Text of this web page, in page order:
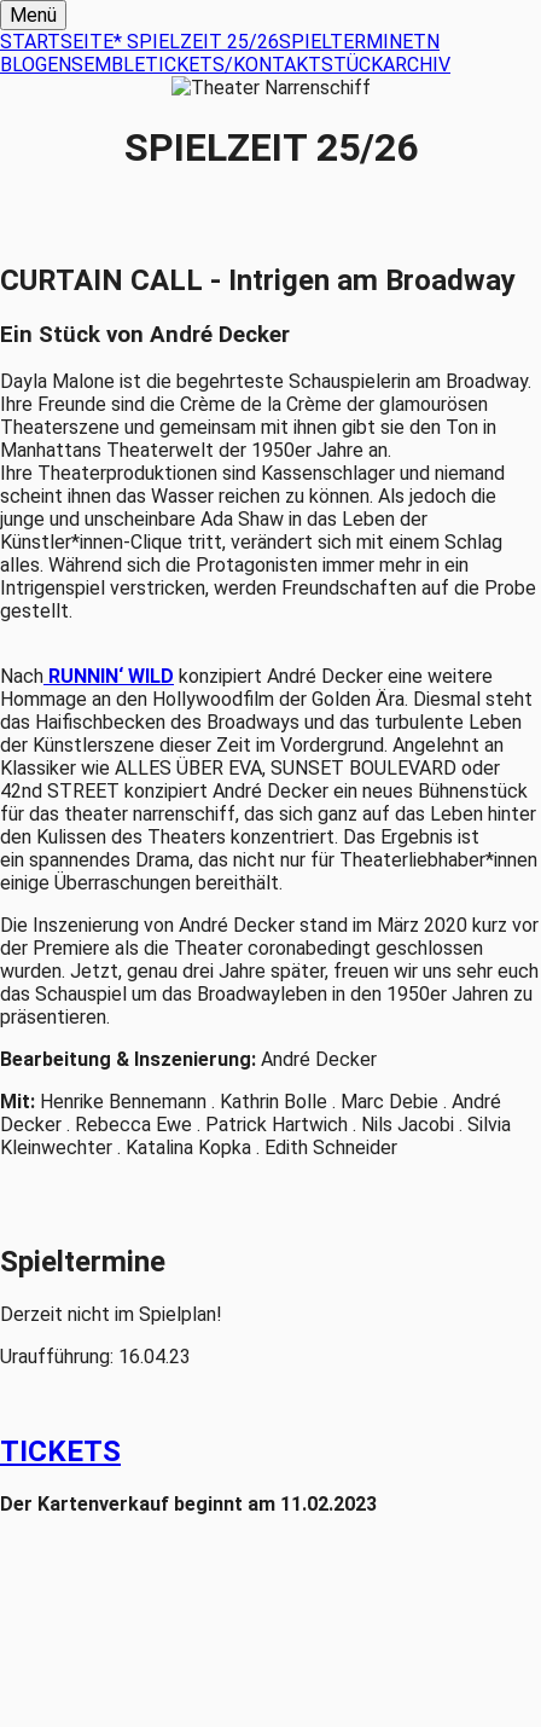
Menü
STARTSEITE* SPIELZEIT 25/26SPIELTERMINETN
BLOGENSEMBLETICKETS/KONTAKTSTÜCKARCHIV
SPIELZEIT 25/26
CURTAIN CALL - Intrigen am Broadway
Ein Stück von André Decker
Dayla Malone ist die begehrteste Schauspielerin am Broadway.
Ihre Freunde sind die Crème de la Crème der glamourösen
Theaterszene und gemeinsam mit ihnen gibt sie den Ton in
Manhattans Theaterwelt der 1950er Jahre an.
Ihre Theaterproduktionen sind Kassenschlager und niemand
scheint ihnen das Wasser reichen zu können. Als jedoch die
junge und unscheinbare Ada Shaw in das Leben der
Künstler*innen-Clique tritt, verändert sich mit einem Schlag
alles. Während sich die Protagonisten immer mehr in ein
Intrigenspiel verstricken, werden Freundschaften auf die Probe
gestellt.
Nach RUNNIN‘ WILD konzipiert André Decker eine weitere
Hommage an den Hollywoodfilm der Golden Ära. Diesmal steht
das Haifischbecken des Broadways und das turbulente Leben
der Künstlerszene dieser Zeit im Vordergrund. Angelehnt an
Klassiker wie ALLES ÜBER EVA, SUNSET BOULEVARD oder
42nd STREET konzipiert André Decker ein neues Bühnenstück
für das theater narrenschiff, das sich ganz auf das Leben hinter
den Kulissen des Theaters konzentriert. Das Ergebnis ist
ein spannendes Drama, das nicht nur für Theaterliebhaber*innen
einige Überraschungen bereithält.
Die Inszenierung von André Decker stand im März 2020 kurz vor
der Premiere als die Theater coronabedingt geschlossen
wurden. Jetzt, genau drei Jahre später, freuen wir uns sehr euch
das Schauspiel um das Broadwayleben in den 1950er Jahren zu
präsentieren.
Bearbeitung & Inszenierung: André Decker
Mit: Henrike Bennemann . Kathrin Bolle . Marc Debie . André
Decker . Rebecca Ewe . Patrick Hartwich . Nils Jacobi . Silvia
Kleinwechter . Katalina Kopka . Edith Schneider
Spieltermine
Derzeit nicht im Spielplan!
Uraufführung: 16.04.23
TICKETS
Der Kartenverkauf beginnt am 11.02.2023